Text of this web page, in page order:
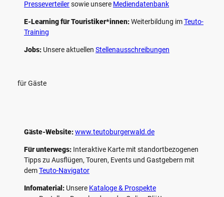
Presseverteilersowie unsere Mediendatenbank
E-Learning für Touristiker*innen:Weiterbildung imTeuto-
Training
Jobs: Unsere aktuellen Stellenausschreibungen
für Gäste
Gäste-Website:www.teutoburgerwald.de
Für unterwegs: Interaktive Karte mit standort­bezogenen
Tipps zu Ausflügen, Touren, Events und Gastgebern mit
demTeuto-Navigator
Infomaterial: Unsere Kataloge & Prospekte